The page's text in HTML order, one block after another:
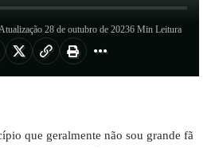
28 de outubro de 20236 Min Leitura
que geralmente não sou grande fã